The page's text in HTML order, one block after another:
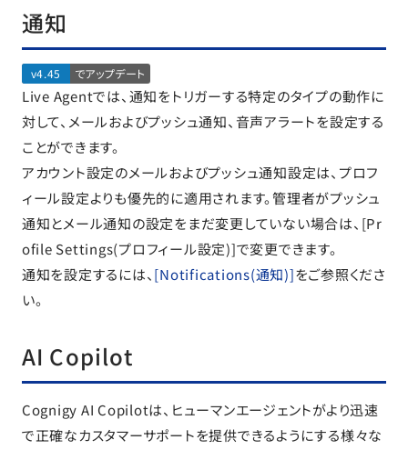
通知
v4.45 でアップデート
Live Agentでは、通知をトリガーする特定のタイプの動作に
対して、メールおよびプッシュ通知、音声アラートを設定する
ことができます。
アカウント設定のメールおよびプッシュ通知設定は、プロフ
ィール設定よりも優先的に適用されます。管理者がプッシュ
通知とメール通知の設定をまだ変更していない場合は、[Pr
ofile Settings(プロフィール設定)]で変更できます。
通知を設定するには、 [Notifications(通知)]をご参照くださ
い。
AI Copilot
Cognigy AI Copilotは、ヒューマンエージェントがより迅速
で正確なカスタマーサポートを提供できるようにする様々な